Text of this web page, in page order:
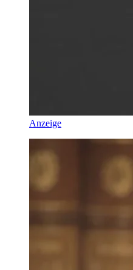
Anzeige